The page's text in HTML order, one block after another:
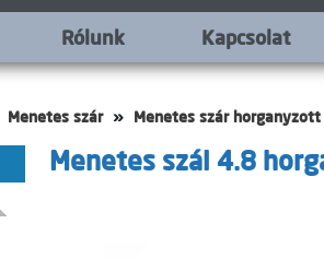
Rólunk Kapcsolat
Menetes szár Menetes szár
Menetes szál 4.8